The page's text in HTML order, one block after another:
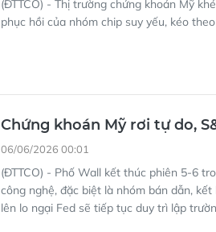
(ĐTTCO) - Thị trường chứng khoán Mỹ
phục hồi của nhóm chip suy yếu, kéo
Chứng khoán Mỹ rơi tự do,
06/06/2026 00:01
(ĐTTCO) - Phố Wall kết thúc phiên 5-6
công nghệ, đặc biệt là nhóm bán dẫn,
lên lo ngại Fed sẽ tiếp tục duy trì lập